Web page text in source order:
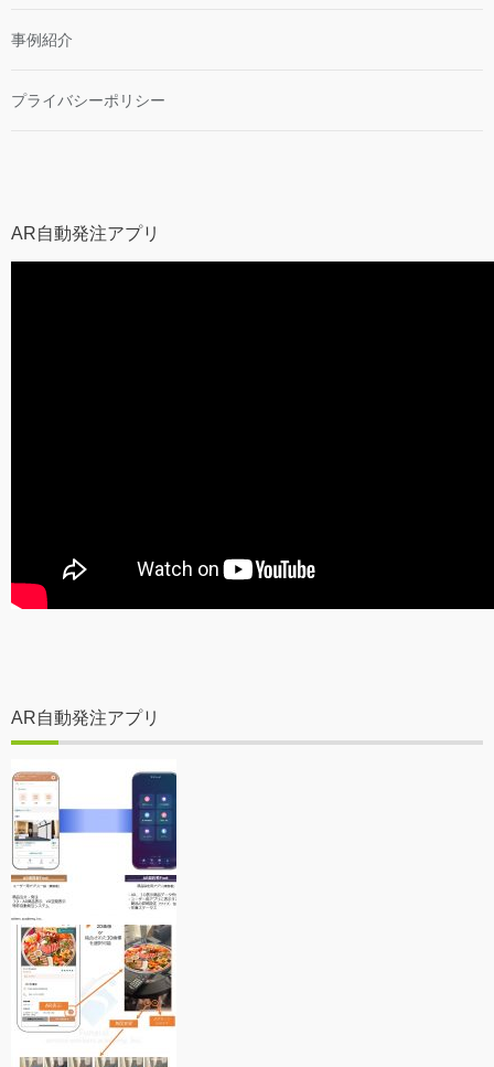
事例紹介
プライバシーポリシー
AR自動発注アプリ
AR自動発注アプリ